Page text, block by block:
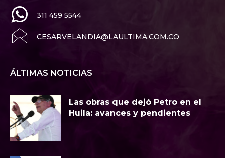
311 459 5544
CESARVELANDIA@LAULTIMA.COM.CO
ÁLTIMAS NOTICIAS
Las obras que dejó Petro en el
Huila: avances y pendientes